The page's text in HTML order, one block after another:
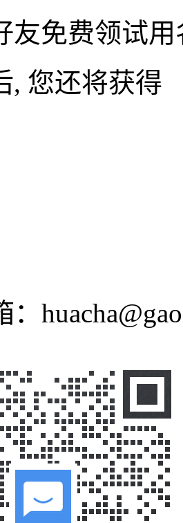
友免费领试用
, 您还将获得
：